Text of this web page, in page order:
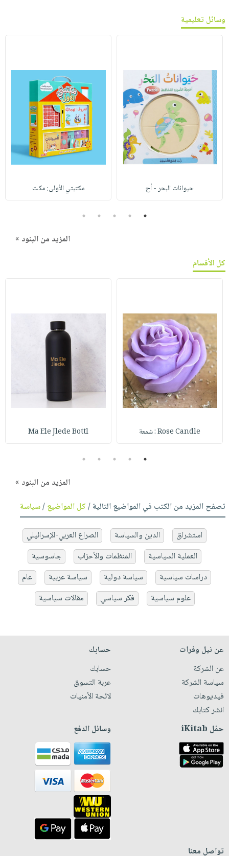
وسائل تعليمية
حيوانات البحر - أح مكتبتي الأولى: مكت
1
2
3
4
5
المزيد من البنود »
كل الأقسام
Rose Candle : شمعة Ma Ele Jlede Bottl
1
2
3
4
5
المزيد من البنود »
تصفح المزيد من الكتب في المواضيع التالية /كل المواضيع/سياسة
استشراق الدين والسياسة
الصراع العربي-الإسرائيلي
العملية السياسية
المنظمات والأحزاب
جاسوسية
دراسات سياسية
سياسة دولية سياسة عربية
عام
علوم سياسية
فكر سياسي مقالات سياسية
عن نيل وفرات
عن الشركة
سياسة الشركة
فيديوهات
انشر كتابك
حسابك
حسابك
عربة التسوق
لائحة الأمنيات
حمّل iKitab وسائل الدفع
تواصل معنا